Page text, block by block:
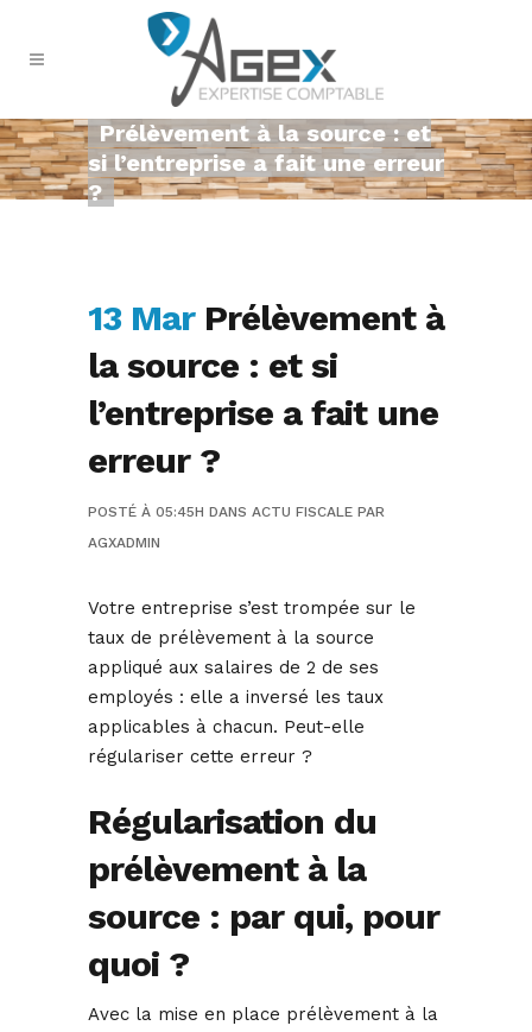
Prélèvement à la source : et
si l’entreprise a fait une erreur
?
13 MarPrélèvement à
la source : et si
l’entreprise a fait une
erreur ?
POSTÉ À 05:45H DANS ACTU FISCALE PAR
AGXADMIN
Votre entreprise s’est trompée sur le
taux de prélèvement à la source
appliqué aux salaires de 2 de ses
employés : elle a inversé les taux
applicables à chacun. Peut-elle
régulariser cette erreur ?
Régularisation du
prélèvement à la
source : par qui, pour
quoi ?
Avec la mise en place prélèvement à la